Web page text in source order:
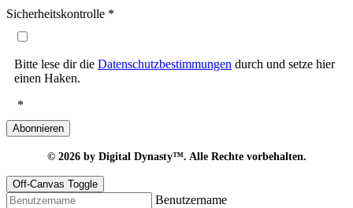
Sicherheitskontrolle *
Bitte lese dir die Datenschutzbestimmungen durch und setze hier
einen Haken.
*
Abonnieren
© 2026 by Digital Dynasty™. Alle Rechte vorbehalten.
Off-Canvas Toggle
Benutzername